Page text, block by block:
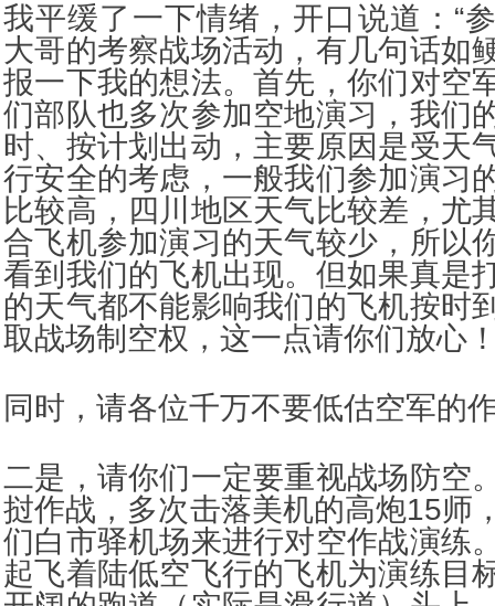
我平缓了一下情绪，开口说道：“
大哥的考察战场活动，有几句话如
报一下我的想法。首先，你们对空
们部队也多次参加空地演习，我们
时、按计划出动，主要原因是受天
行安全的考虑，一般我们参加演习
比较高，四川地区天气比较差，尤
合飞机参加演习的天气较少，所以
看到我们的飞机出现。但如果真是
的天气都不能影响我们的飞机按时
取战场制空权，这一点请你们放心
同时，请各位千万不要低估空军的
二是，请你们一定要重视战场防空
挝作战，多次击落美机的高炮15师
们白市驿机场来进行对空作战演练
起飞着陆低空飞行的飞机为演练目